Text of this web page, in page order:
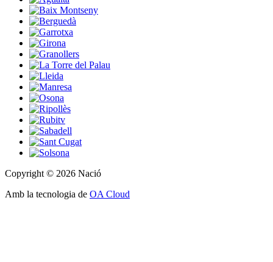
Copyright © 2026 Nació
Amb la tecnologia de OA Cloud